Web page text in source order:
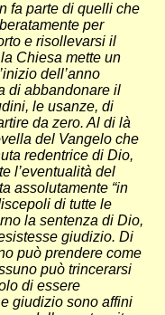
fa parte di quelli che
per
e risollevarsi il
Chiesa mette un
dell’anno
di abbandonare il
le usanze, di
da zero. Al di là
del Vangelo che
redentrice di Dio,
l’eventualità del
assolutamente “in
di tutte le
la sentenza di Dio,
giudizio. Di
può prendere come
può trincerarsi
di essere
giudizio sono affini